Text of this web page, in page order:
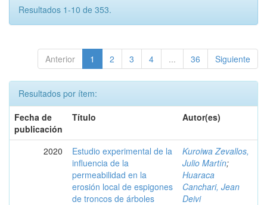
Resultados 1-10 de 353.
Anterior 1 2 3 4 ... 36 Siguiente
Resultados por ítem:
Fecha de
publicación
Título Autor(es)
2020
Estudio experimental de la
influencia de la
permeabilidad en la
erosión local de espigones
de troncos de árboles
Kuroiwa Zevallos,
Julio Martín;
Huaraca
Canchari, Jean
Deivi